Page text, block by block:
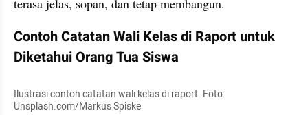
terasa jelas, sopan, dan tetap membangun.
Contoh Catatan Wali Kelas di Raport untuk
Diketahui Orang Tua Siswa
Ilustrasi contoh catatan wali kelas di raport. Foto:
Unsplash.com/Markus Spiske